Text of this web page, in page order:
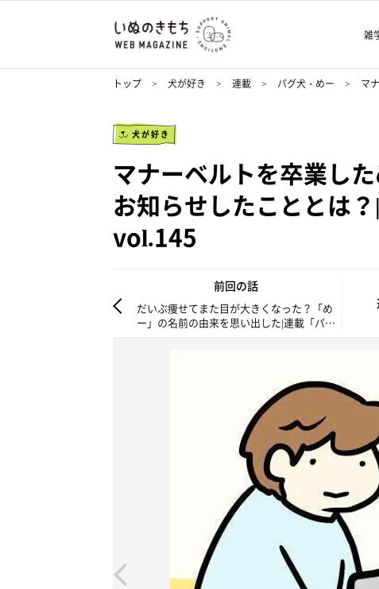
雑
トップ 犬が好き 連載 パグ犬・めー マ
犬が好き
マナーベルトを卒業し
お知らせしたこととは
vol.145
前回の話
だいぶ痩せてまた目が大きくなった？「め
ー」の名前の由来を思い出した|連載「パグ